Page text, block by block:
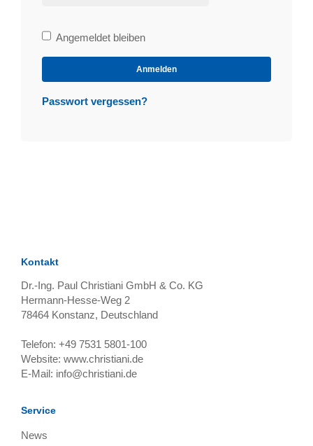
Bleibe
angemeldet
Angemeldet bleiben
Anmelden
Passwort vergessen?
Kontakt
Dr.-Ing. Paul Christiani GmbH & Co. KG
Hermann-Hesse-Weg 2
78464 Konstanz, Deutschland
Telefon: +49 7531 5801-100
Website: www.christiani.de
E-Mail: info@christiani.de
Service
News